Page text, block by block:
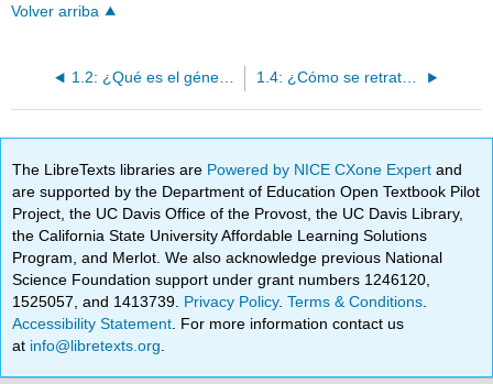
Volver arriba
1.2: ¿Qué es el género y cómo se determina? 1.4: ¿Cómo se retratan los personajes?
The LibreTexts libraries are Powered by NICE CXone Expertand
are supported by the Department of Education Open Textbook Pilot
Project, the UC Davis Office of the Provost, the UC Davis Library,
the California State University Affordable Learning Solutions
Program, and Merlot. We also acknowledge previous National
Science Foundation support under grant numbers 1246120,
1525057, and 1413739. Privacy Policy.Terms & Conditions
Accessibility Statement . For more information contact us
at info@libretexts.org